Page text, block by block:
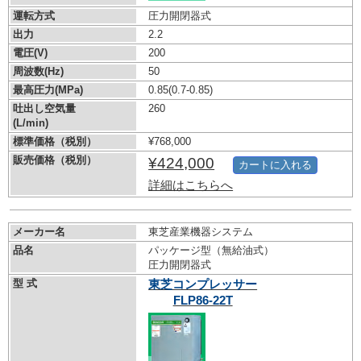
運転方式
圧力開閉器式
出力
2.2
電圧(V)
200
周波数(Hz)
50
最高圧力(MPa)
0.85(0.7-0.85)
吐出し空気量
(L/min)
260
標準価格（税別）
¥768,000
販売価格（税別）
¥424,000
詳細はこちらへ
カートに入れる
メーカー名
東芝産業機器システム
品名
パッケージ型（無給油式）
圧力開閉器式
型 式
東芝コンプレッサー
FLP86-22T